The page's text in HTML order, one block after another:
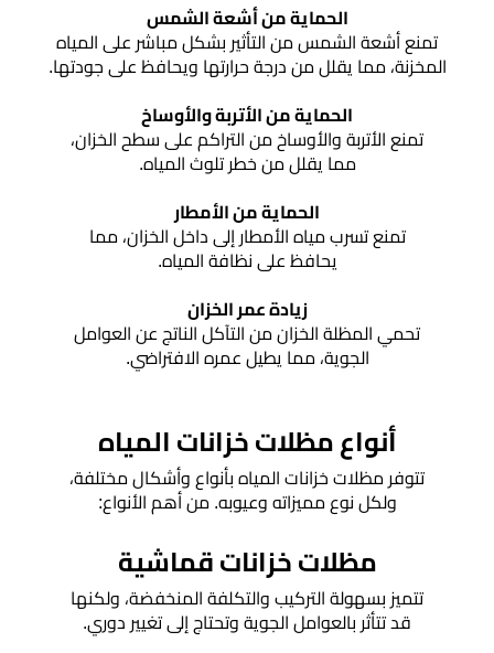
مظلات
الحماية من أشعة الشمس
تمنع أشعة الشمس من التأثير بشكل مباشر على المياه
المخزنة، مما يقلل من درجة حرارتها ويحافظ على جودتها.
الحماية من الأتربة والأوساخ
تمنع الأتربة والأوساخ من التراكم على سطح الخزان،
مما يقلل من خطر تلوث المياه.
الحماية من الأمطار
تمنع تسرب مياه الأمطار إلى داخل الخزان، مما
يحافظ على نظافة المياه.
زيادة عمر الخزان
تحمي المظلة الخزان من التآكل الناتج عن العوامل
الجوية، مما يطيل عمره الافتراضي.
أنواع مظلات خزانات المياه
تتوفر مظلات خزانات المياه بأنواع وأشكال مختلفة،
ولكل نوع مميزاته وعيوبه. من أهم الأنواع:
مظلات خزانات قماشية
تتميز بسهولة التركيب والتكلفة المنخفضة، ولكنها
قد تتأثر بالعوامل الجوية وتحتاج إلى تغيير دوري.